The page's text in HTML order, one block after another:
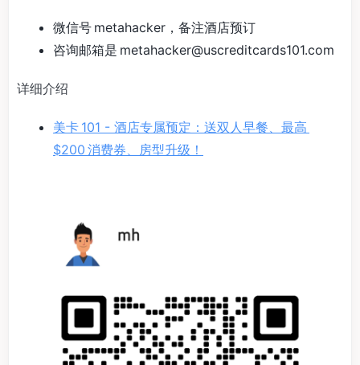
微信号 metahacker，备注酒店预订
咨询邮箱是 metahacker@uscreditcards101.com
详细介绍
美卡 101 - 酒店专属预定：送双人早餐、最高
$200 消费券、房型升级！